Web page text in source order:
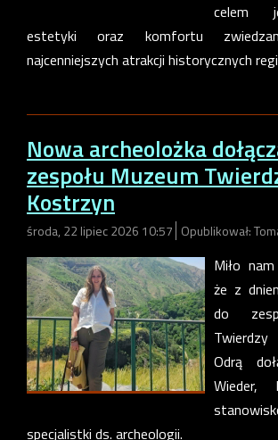
celem
estetyki oraz komfortu
najcenniejszych atrakcji historycznych
Nowa archeolożka
zespołu Muzeum
Kostrzyn
środa, 22 lipiec 2026 10:57 Opublikował:
Miło
że z
do
Odrą
Wieder,
specjalistki ds. archeologii.